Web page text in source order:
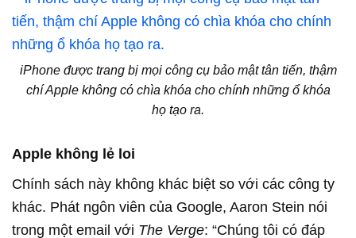
iPhone được trang bị mọi công cụ bảo mật tân tiến, thậm
chí Apple không có chìa khóa cho chính những ổ khóa
họ tạo ra.
Apple không lẻ loi
Chính sách này không khác biệt so với các công ty
khác. Phát ngôn viên của Google, Aaron Stein nói
trong một email với The Verge: “Chúng tôi có đáp